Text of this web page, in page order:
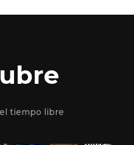
tiempo libre